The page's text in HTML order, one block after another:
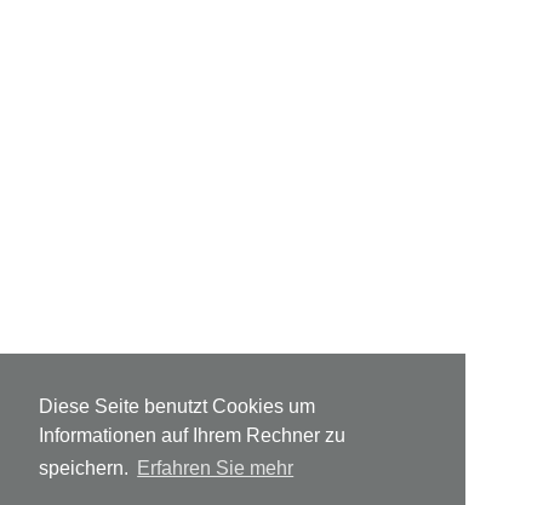
Diese Seite benutzt Cookies um
Informationen auf Ihrem Rechner zu
speichern.
Erfahren Sie mehr